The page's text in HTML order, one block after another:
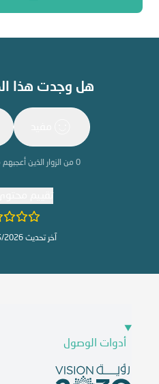
هل وجدت هذا
0 من الزوار الذين
آخر تحديث 20/05/2026 12:00
أدوات الوصول